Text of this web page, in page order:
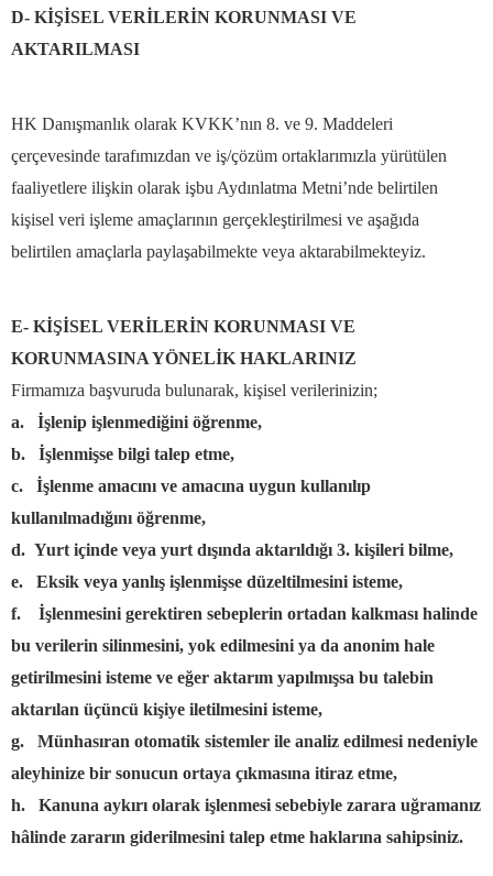
D- KİŞİSEL VERİLERİN KORUNMASI VE
AKTARILMASI
HK Danışmanlık olarak KVKK’nın 8. ve 9. Maddeleri
çerçevesinde tarafımızdan ve iş/çözüm ortaklarımızla yürütülen
faaliyetlere ilişkin olarak işbu Aydınlatma Metni’nde belirtilen
kişisel veri işleme amaçlarının gerçekleştirilmesi ve aşağıda
belirtilen amaçlarla paylaşabilmekte veya aktarabilmekteyiz.
E- KİŞİSEL VERİLERİN KORUNMASI VE
KORUNMASINA YÖNELİK HAKLARINIZ
Firmamıza başvuruda bulunarak, kişisel verilerinizin;
a. İşlenip işlenmediğini öğrenme,
b. İşlenmişse bilgi talep etme,
c. İşlenme amacını ve amacına uygun kullanılıp
kullanılmadığını öğrenme,
d. Yurt içinde veya yurt dışında aktarıldığı 3. kişileri bilme,
e. Eksik veya yanlış işlenmişse düzeltilmesini isteme,
f. İşlenmesini gerektiren sebeplerin ortadan kalkması halinde
bu verilerin silinmesini, yok edilmesini ya da anonim hale
getirilmesini isteme ve eğer aktarım yapılmışsa bu talebin
aktarılan üçüncü kişiye iletilmesini isteme,
g. Münhasıran otomatik sistemler ile analiz edilmesi nedeniyle
aleyhinize bir sonucun ortaya çıkmasına itiraz etme,
h. Kanuna aykırı olarak işlenmesi sebebiyle zarara uğramanız
hâlinde zararın giderilmesini talep etme haklarına sahipsiniz.